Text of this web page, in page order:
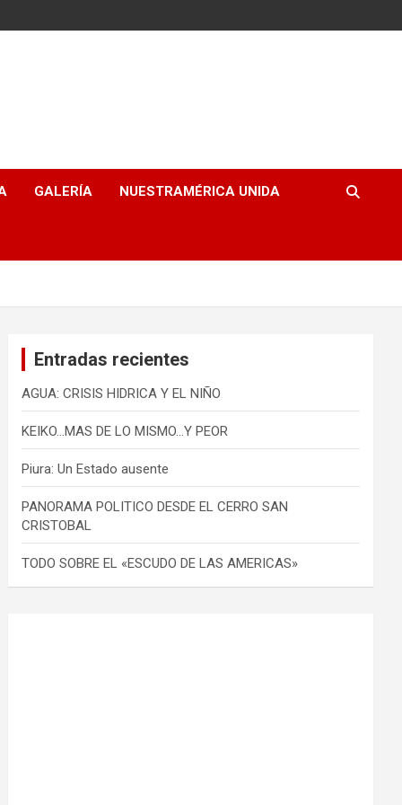
GALERÍA NUESTRAMÉRICA UNIDA
Entradas recientes
AGUA: CRISIS HIDRICA Y EL NIÑO
KEIKO…MAS DE LO MISMO…Y PEOR
Piura: Un Estado ausente
PANORAMA POLITICO DESDE EL CERRO SAN
CRISTOBAL
TODO SOBRE EL «ESCUDO DE LAS AMERICAS»